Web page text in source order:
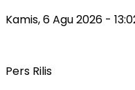
Kamis, 6 Agu 2026 -
Pers Rilis